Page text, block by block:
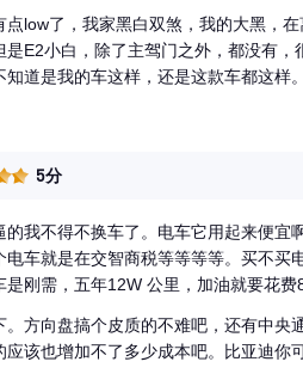
点low了，我家黑白双煞，我的大黑，
是E2小白，除了主驾门之外，都没有
知道是我的车这样，还是这款车都这
5分
的我不得不换车了。电车它用起来便
车就是在交智商税等等等等。买不买
刚需，五年12W 公里，加油就要花
那我干嘛不现在就买个电车把油钱省
，想不了那么远。
。方向盘搞个皮质的不难吧，还有中
应该也增加不了多少成本吧。比亚迪你